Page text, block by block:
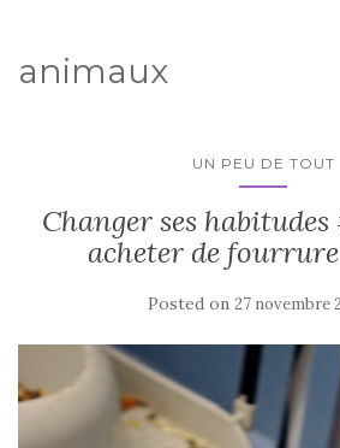
animaux
UN PEU DE TOUT
Changer ses
acheter de
Posted on 27 novembre